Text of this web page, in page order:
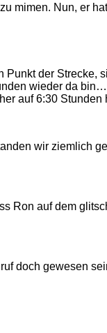
mimen. Nun, er
der Strecke,
wieder da
auf 6:30
wir ziemlich
Ron auf dem
doch gewesen